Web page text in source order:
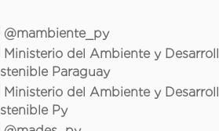
@mambiente_py
Ministerio del Ambiente y
Paraguay
Ministerio del Ambiente y
Py